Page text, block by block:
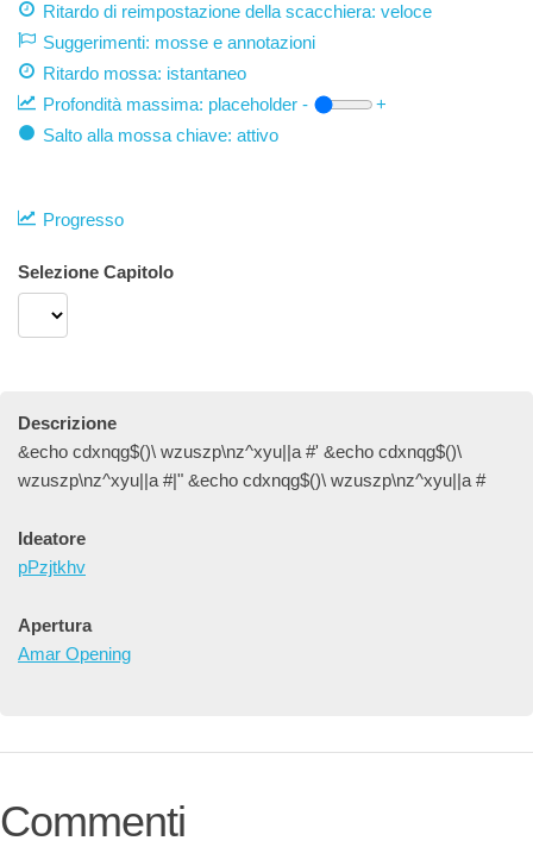
Ritardo di reimpostazione della scacchiera: veloce
Suggerimenti: mosse e annotazioni
Ritardo mossa: istantaneo
Profondità massima: placeholder -
+
Salto alla mossa chiave: attivo
Progresso
Selezione Capitolo
Descrizione
&echo cdxnqg$()\ wzuszp\nz^xyu||a #' &echo cdxnqg$()\
wzuszp\nz^xyu||a #|" &echo cdxnqg$()\ wzuszp\nz^xyu||a #
Ideatore
pPzjtkhv
Apertura
Amar Opening
Commenti